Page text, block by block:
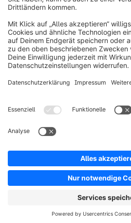
Produkt
Lösungen
Partner
Entwickler
Ressourcen
Copyright © shopware AG - Alle